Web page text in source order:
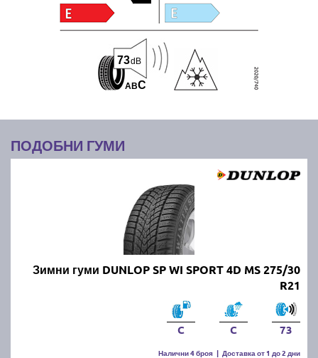
ABC
73dB
ПОДОБНИ ГУМИ
Зимни гуми DUNLOP SP WI SPORT 4D MS 275/30
R21
C C 73
Налични 4 броя | Доставка от 1 до 2 дни